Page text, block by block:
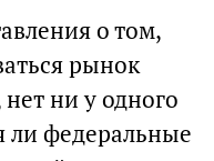
о том,
рынок
нет ни у одного
ли федеральные